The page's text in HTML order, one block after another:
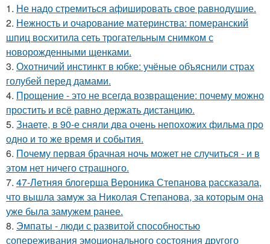
1. Hе надо стремиться афишировать свое равнодушие.
2. Нежность и очарование материнства: померанский
шпиц восхитила сеть трогательным снимком с
новорожденными щенками.
3. Охотничий инстинкт в юбке: учёные объяснили страх
голубей перед дамами.
4. Прощение - это не всегда возвращение: почему можно
простить и всё равно держать дистанцию.
5. Знаете, в 90-е сняли два очень непохожих фильма про
одно и то же время и события.
6. Почему первая брачная ночь может не случиться - и в
этом нет ничего страшного.
7. 47-Лeтняя блoгерша Вероника Степанова рассказала,
что вышла замуж за Николая Степанова, за которым она
уже была замужем ранее.
8. Эмпаты - люди с развитой способностью
сопереживания эмоционального состояния другого